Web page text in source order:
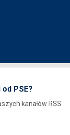
PSE?
kanałów RSS.